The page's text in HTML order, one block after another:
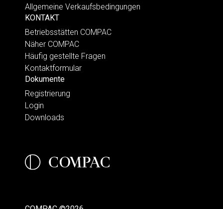
Allgemeine Verkaufsbedingungen
KONTAKT
Betriebsstätten COMPAC
Näher COMPAC
Häufig gestellte Fragen
Kontaktformular
Dokumente
Registrierung
Login
Downloads